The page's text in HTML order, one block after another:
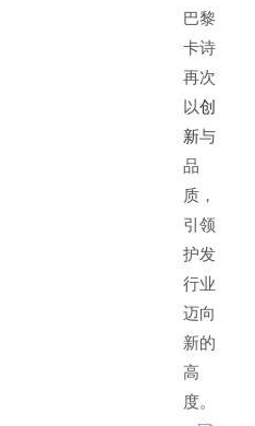
巴黎
卡诗
再次
以创
新与
品
质，
引领
护发
行业
迈向
新的
高
度。